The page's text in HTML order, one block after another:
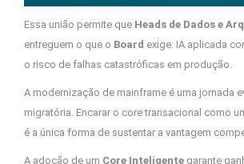
Essa união permite que Heads de Dados e
entreguem o que o Board exige: IA aplicada
o risco de falhas catastróficas em produção.
A modernização de mainframe é uma jornada
migratória. Encarar o core transacional como
é a única forma de sustentar a vantagem
A adoção de um Core Inteligente garante